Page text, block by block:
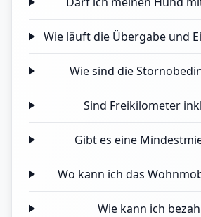
Wie läuft die Übergabe und
Wie sind die
Sind Freikilometer
Gibt es eine
Wo kann ich das
Wie kann ich